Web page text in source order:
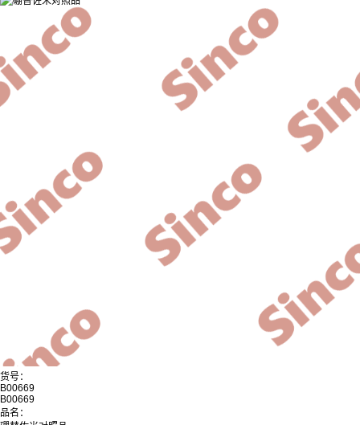
货号：
B00669
B00669
品名：